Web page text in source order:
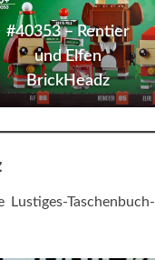
Rentier
und
Elfen
#40353 – Rentier
und Elfen
BrickHeadz